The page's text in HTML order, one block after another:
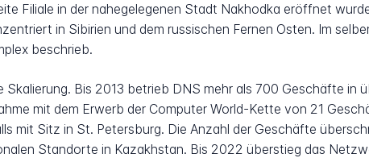
Filiale in der nahegelegenen Stadt Nakhodka eröffnet
in Sibirien und dem russischen Fernen Osten. Im
beschrieb.
Skalierung. Bis 2013 betrieb DNS mehr als 700 Geschäfte
mit dem Erwerb der Computer World-Kette von 21
mit Sitz in St. Petersburg. Die Anzahl der Geschäfte
Standorte in Kazakhstan. Bis 2022 überstieg das